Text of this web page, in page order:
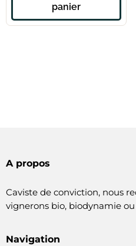
panier
A propos
Caviste de conviction, nous
vignerons bio, biodynamie
Navigation